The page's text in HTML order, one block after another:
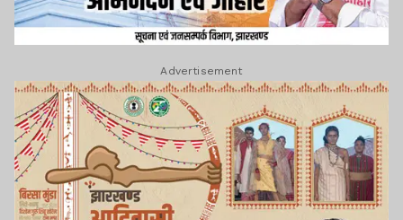
Advertisement